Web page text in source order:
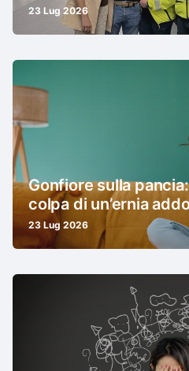
23 Lug 2026
Gonfiore sulla
colpa di un’ernia
23 Lug 2026